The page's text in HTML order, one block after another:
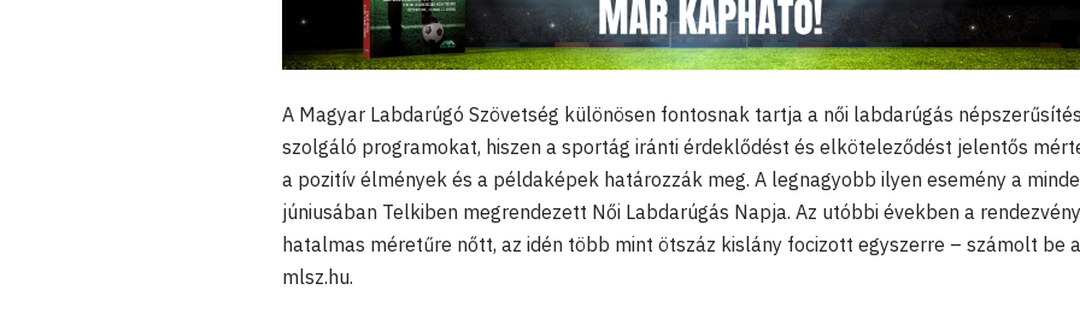
A Magyar Labdarúgó Szövetség különösen fontosnak tartja a női labdarúgás
szolgáló programokat, hiszen a sportág iránti érdeklődést és elköteleződést jelentős
a pozitív élmények és a példaképek határozzák meg. A legnagyobb ilyen esemény a
júniusában Telkiben megrendezett Női Labdarúgás Napja. Az utóbbi években a rendezvény
hatalmas méretűre nőtt, az idén több mint ötszáz kislány focizott egyszerre – számolt be
mlsz.hu.